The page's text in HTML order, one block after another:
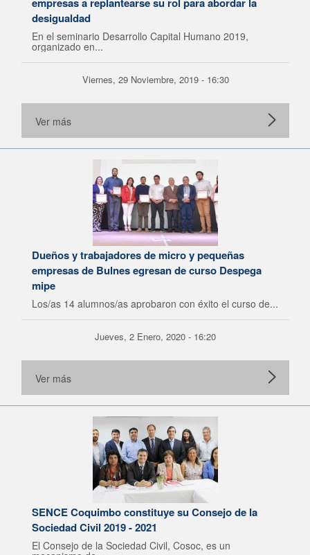
desigualdad
En el seminario Desarrollo Capital Humano 2019,
organizado en...
Viernes, 29 Noviembre, 2019 - 16:30
Ver más
Dueños y trabajadores de micro y pequeñas
empresas de Bulnes egresan de curso Despega
mipe
Los/as 14 alumnos/as aprobaron con éxito el curso de...
Jueves, 2 Enero, 2020 - 16:20
Ver más
SENCE Coquimbo constituye su Consejo de la
Sociedad Civil 2019 - 2021
El Consejo de la Sociedad Civil, Cosoc, es un